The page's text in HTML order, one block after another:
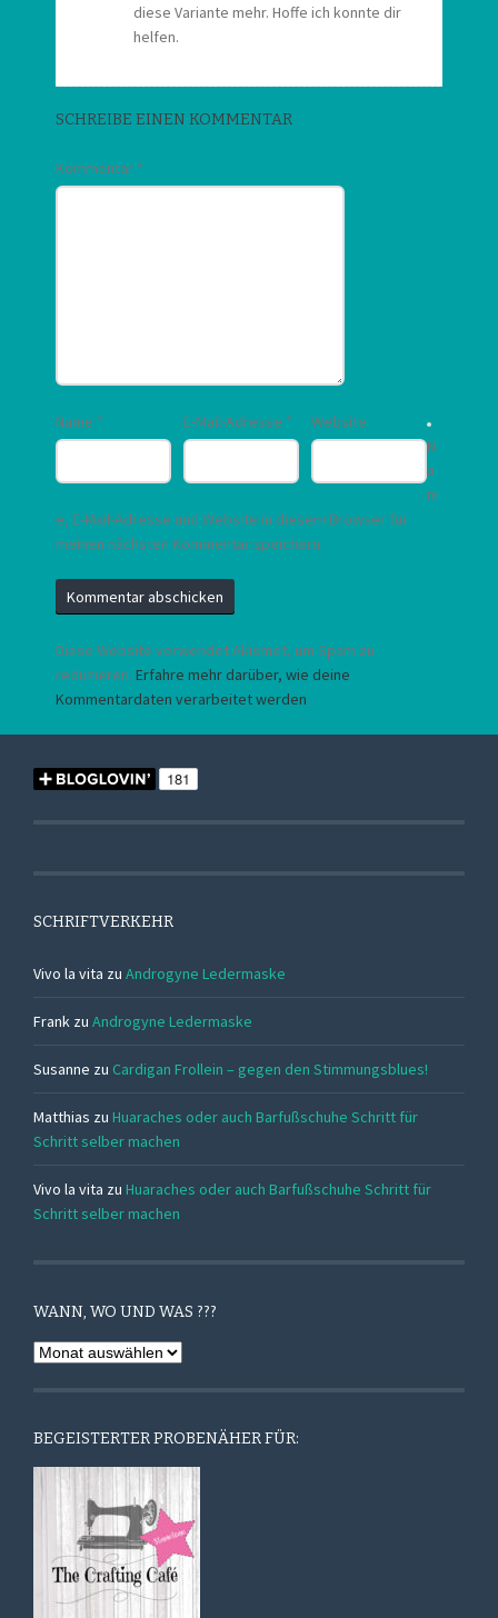
diese Variante mehr. Hoffe ich konnte dir
helfen.
SCHREIBE EINEN KOMMENTAR
Kommentar *
Name * E-Mail-Adresse *
Website
N
a
m
e, E-Mail-Adresse und Website in diesem Browser für
meinen nächsten Kommentar speichern.
Diese Website verwendet Akismet, um Spam zu
reduzieren. Erfahre mehr darüber, wie deine
Kommentardaten verarbeitet werden.
SCHRIFTVERKEHR
Vivo la vita zu Androgyne Ledermaske
Frank zu Androgyne Ledermaske
Susanne zu Cardigan Frollein – gegen den Stimmungsblues!
Matthias zu Huaraches oder auch Barfußschuhe Schritt für
Schritt selber machen
Vivo la vita zu Huaraches oder auch Barfußschuhe Schritt für
Schritt selber machen
WANN, WO UND WAS ???
Wann,
???
BEGEISTERTER PROBENÄHER FÜR: